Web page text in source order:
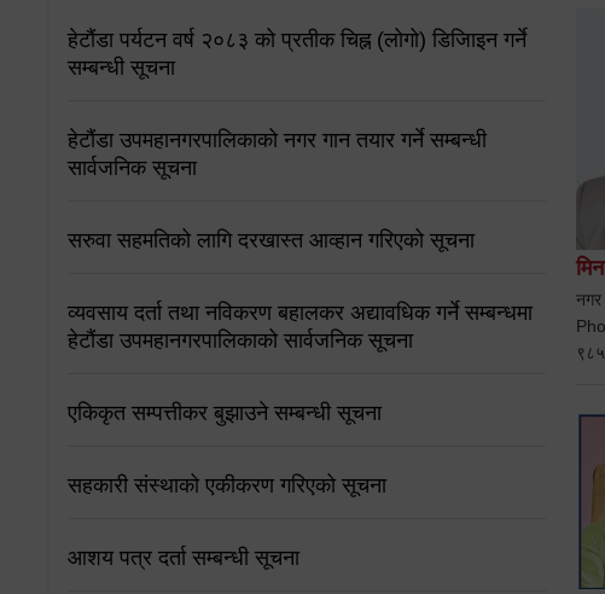
हेटौंडा पर्यटन वर्ष २०८३ को प्रतीक चिह्न (लोगो) डिजिाइन गर्ने
सम्बन्धी सूचना
हेटौंडा उपमहानगरपालिकाको नगर गान तयार गर्ने सम्बन्धी
सार्वजनिक सूचना
सरुवा सहमतिको लागि दरखास्त आव्हान गरिएको सूचना
व्यवसाय दर्ता तथा नविकरण बहालकर अद्यावधिक गर्ने सम्बन्धमा
हेटौंडा उपमहानगरपालिकाको सार्वजनिक सूचना
एकिकृत सम्पत्तीकर बुझाउने सम्बन्धी सूचना
सहकारी संस्थाको एकीकरण गरिएको सूचना
आशय पत्र दर्ता सम्बन्धी सूचना